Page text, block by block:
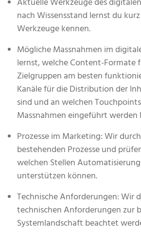
Aktuelle Werkzeuge des
nach Wissensstand lernst du
Werkzeuge kennen.
Mögliche Massnahmen im
lernst, welche Content-Formate
Zielgruppen am besten
Kanäle für die Distribution der
sind und an welchen
Massnahmen eingeführt
Prozesse im Marketing: Wir
bestehenden Prozesse und
welchen Stellen
unterstützen können.
Technische Anforderungen: Wir
technischen Anforderungen zur
Systemlandschaft beachtet